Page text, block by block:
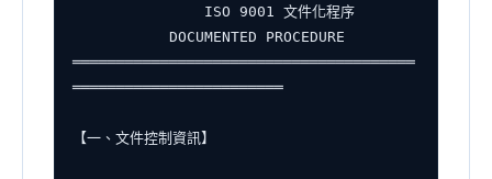
═══════════════════════════════════════
════════════════════════
【一、文件控制資訊】